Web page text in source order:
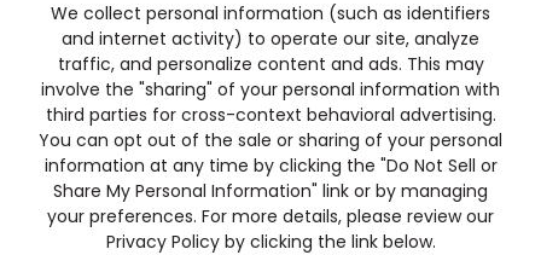
We collect personal information (such as identifiers
and internet activity) to operate our site, analyze
traffic, and personalize content and ads. This may
involve the "sharing" of your personal information with
third parties for cross-context behavioral advertising.
You can opt out of the sale or sharing of your personal
information at any time by clicking the "Do Not Sell or
Share My Personal Information" link or by managing
your preferences. For more details, please review our
Privacy Policy by clicking the link below.